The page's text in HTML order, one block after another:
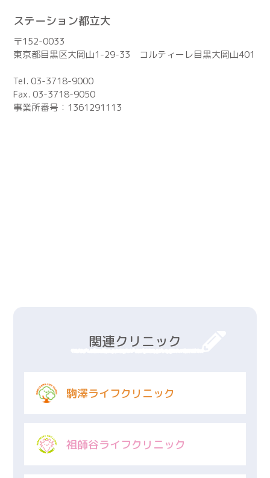
ステーション都立大
〒152-0033
東京都目黒区大岡山1-29-33 コルティーレ目黒大岡山401
Tel. 03-3718-9000
Fax. 03-3718-9050
事業所番号：1361291113
関連クリニック
駒澤ライフクリニック
祖師谷ライフクリニック